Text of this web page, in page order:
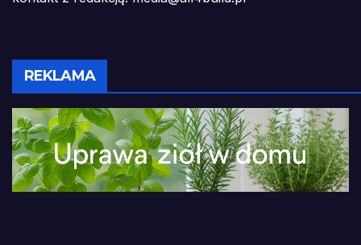
REKLAMA